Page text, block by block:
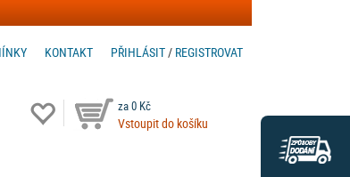
PŘIHLÁSIT/ REGISTROVAT
KONTAKT
za 0 Kč
Vstoupit do košíku